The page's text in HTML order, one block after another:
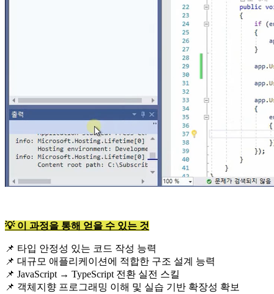
💡 이 과정을 통해 얻을 수 있는 것
📌 타입 안정성 있는 코드 작성 능력
📌 대규모 애플리케이션에 적합한 구조 설계 능력
📌 JavaScript → TypeScript 전환 실전 스킬
📌 객체지향 프로그래밍 이해 및 실습 기반 확장성 확보